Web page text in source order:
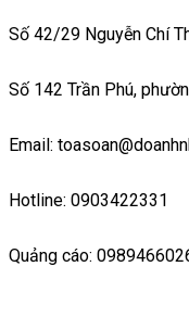
Số 42/29 Nguyễn Chí
Số 142 Trần Phú,
Email:
Hotline: 0903422331
Quảng cáo: